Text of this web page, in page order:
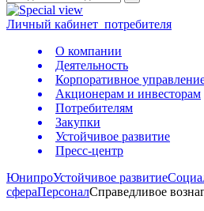
Личный кабинет потребителя
О компании
Деятельность
Корпоративное
Акционерам и инвесторам
Потребителям
Закупки
Устойчивое развитие
Пресс-центр
ЮнипроУстойчивое развитие
сфераПерсоналСправедливое